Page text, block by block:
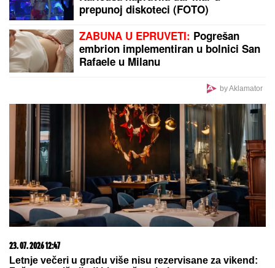
Kako je Ukrajinac izbegao mobilizaciju: "Hrabri
momci" ne prilaze
JOŠ JEDNO SLAVLJE U VILI
DRAGANA STANKOVIĆANakon
veridbe priredio Aleksandri novo
iznenađenje: Gosti sve snimili, ona
nije mogla da sakrije šok (Video)
"UVUKAO ME U ŽBUNJE,tu je
počela BORBA ZA ŽIVOT!" Pevačica
je doživela jezivu traumu: "Njegove
ruke su od dole došle ka mom vratu"